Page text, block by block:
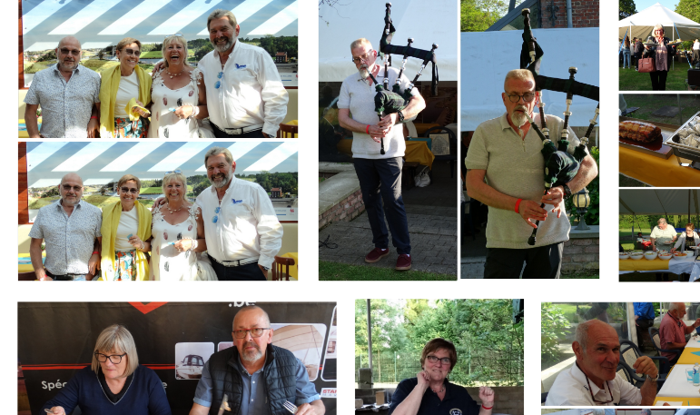
Branding
ARMCHAIR
Branding
ARMCHAIR
Branding
ARMCHAIR
Branding Branding
ARMCHAIR
Branding
ARMCHAIR